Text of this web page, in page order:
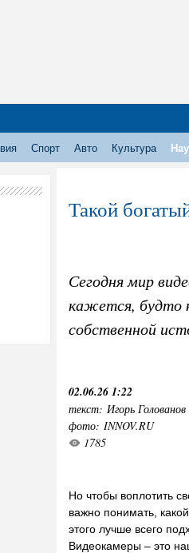
Спорт Авто Культура
Такой
Сегодня мир
кажется,
собственной
02.06.26 1:22
текст: Игорь Голованов
фото: INNOV.RU
1785
Но чтобы воплотить
важно понимать,
этого лучше всего
Видеокамеры – это